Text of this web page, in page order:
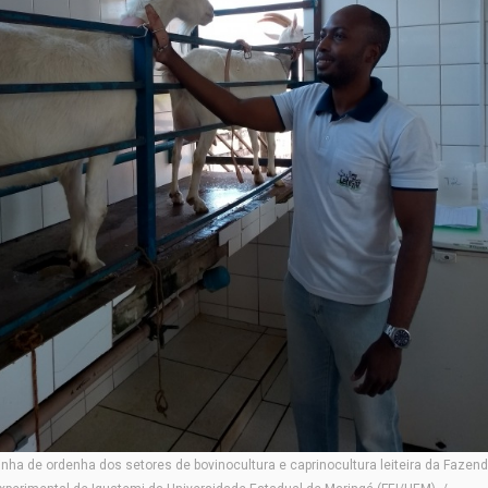
de ordenha dos setores de bovinocultura e caprinocultura leiteira da